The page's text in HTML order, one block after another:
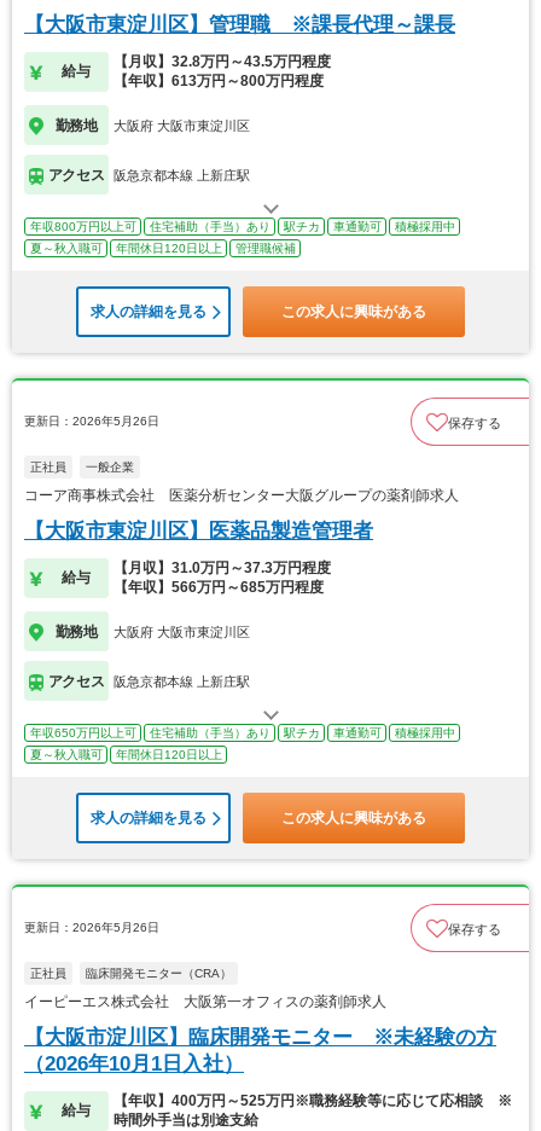
【大阪市東淀川区】管理職 ※課長代理～課長
給与
【月収】32.8万円～43.5万円程度
【年収】613万円～800万円程度
勤務地 大阪府 大阪市東淀川区
アクセス 阪急京都本線 上新庄駅
年収800万円以上可 住宅補助（手当）あり 駅チカ 車通勤可
積極採用中
夏～秋入職可
年間休日120日以上 管理職候補
求人の詳細を見る この求人に興味がある
更新日：2026年5月26日 保存する
正社員 一般企業
コーア商事株式会社 医薬分析センター大阪グループの薬剤師求人
【大阪市東淀川区】医薬品製造管理者
給与
【月収】31.0万円～37.3万円程度
【年収】566万円～685万円程度
勤務地 大阪府 大阪市東淀川区
アクセス 阪急京都本線 上新庄駅
年収650万円以上可 住宅補助（手当）あり 駅チカ 車通勤可
積極採用中
夏～秋入職可
年間休日120日以上
求人の詳細を見る この求人に興味がある
更新日：2026年5月26日 保存する
正社員 臨床開発モニター（CRA）
イーピーエス株式会社 大阪第一オフィスの薬剤師求人
【大阪市淀川区】臨床開発モニター ※未経験の方
（2026年10月1日入社）
給与
【年収】400万円～525万円※職務経験等に応じて応相談 ※
時間外手当は別途支給